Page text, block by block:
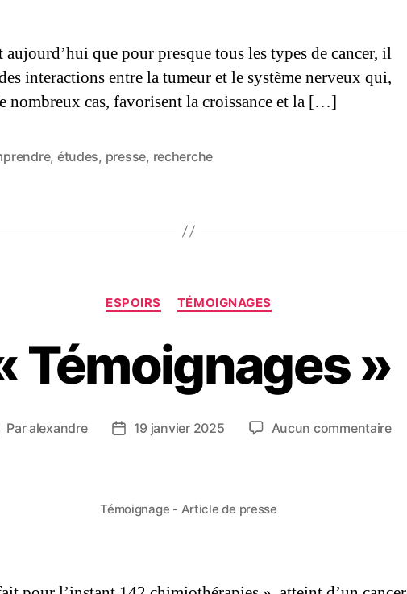
aujourd’hui que pour presque tous les types de cancer, il
interactions entre la tumeur et le système nerveux qui,
nombreux cas, favorisent la croissance et la […]
, études, presse, recherche
ESPOIRS TÉMOIGNAGES
Témoignages »
Paralexandre 19 janvier 2025 Aucun commentaire
Témoignage - Article de presse